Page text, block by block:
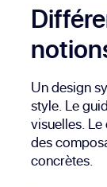
Un design
style. Le
visuelles.
des
concrètes.